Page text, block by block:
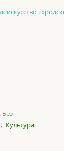
среды
Без
, Культура